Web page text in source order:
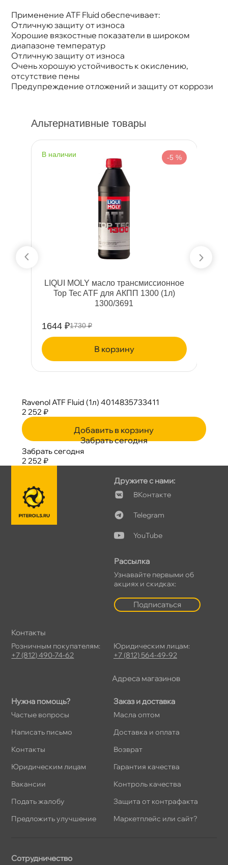
Применение ATF Fluid обеспечивает:
Отличную защиту от износа
Хорошие вязкостные показатели в широком
диапазоне температур
Отличную защиту от износа
Очень хорошую устойчивость к окислению,
отсутствие пены
Предупреждение отложений и защиту от коррози
Альтернативные товары
наличии -5 %
LIQUI MOLY масло трансмиссионное
Top Tec ATF для АКПП 1300 (1л)
1300/3691
1644 ₽1730 ₽
корзину
Ravenol ATF Fluid (1л) 4014835733411
2 252 ₽
Добавить в корзину
Забрать сегодня
Забрать сегодня
2 252 ₽
Нужна помощь?
Частые вопросы
Написать письмо
Контакты
Юридическим лицам
акансии
Подать жалобу
Предложить улучшение
Заказ и доставка
Масла оптом
Доставка и оплата
озврат
Гарантия качества
Контроль качества
Защита от контрафакта
Маркетплейс или сайт?
Дружите с нами:
Контакте
Telegram
YouTube
Рассылка
Узнавайте первыми о
акциях и скидках:
Подписаться
Сотрудничество
Контакты
Розничным покупателям:
+7 (812) 490-74-62
Юридическим лицам:
+7 (812) 564-49-92
Адреса магазино